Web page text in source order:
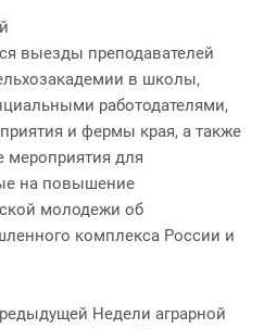
выезды преподавателей
в школы,
работодателями,
и фермы края, а также
мероприятия для
на повышение
молодежи об
комплекса России и
Недели аграрной